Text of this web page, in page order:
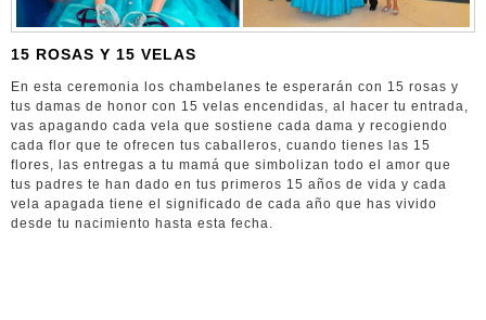
15 ROSAS Y 15 VELAS
En esta ceremonia los chambelanes te esperarán con 15 rosas y
tus damas de honor con 15 velas encendidas, al hacer tu entrada,
vas apagando cada vela que sostiene cada dama y recogiendo
cada flor que te ofrecen tus caballeros, cuando tienes las 15
flores, las entregas a tu mamá que simbolizan todo el amor que
tus padres te han dado en tus primeros 15 años de vida y cada
vela apagada tiene el significado de cada año que has vivido
desde tu nacimiento hasta esta fecha.